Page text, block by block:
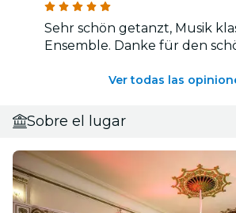
Sehr schön getanzt, Musik
Ensemble. Danke für den
Ver todas las
Sobre el lugar